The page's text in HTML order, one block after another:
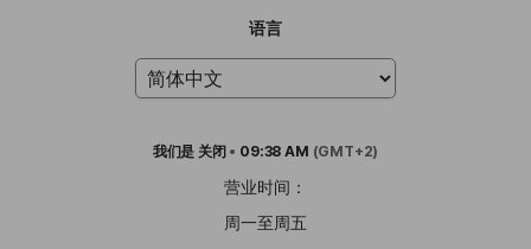
语言
我们是 关闭 • 09:38 AM (GMT+2)
营业时间：
周一至周五